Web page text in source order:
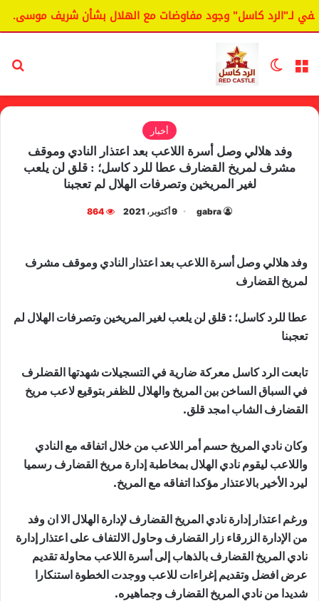
لـ"الرد كاسل" وجود مفاوضات مع الهلال بشأن شريف موسى.
القائمة الوضع المظلم
أخبار
وفد هلالي وصل أسرة اللاعب بعد اعتذار النادي وموقف
مشرف لمريخ القضارف عطا للرد كاسل؛ : قلق لن يلعب
لغير المريخين وتصرفات الهلال لم تعجبنا
gabra 9 أكتوبر، 2021 864
وفد هلالي وصل أسرة اللاعب بعد اعتذار النادي وموقف مشرف
لمريخ القضارف
عطا للرد كاسل؛ : قلق لن يلعب لغير المريخين وتصرفات الهلال لم
تعجبنا
تابعت الرد كاسل معركة ضارية في التسجيلات شهدتها القضلرف
في السباق الساخن بين المريخ والهلال للظفر بتوقيع لاعب مريخ
القضارف الشاب امجد قلق.
وكان نادي المريخ حسم أمر اللاعب من خلال اتفاقه مع النادي
واللاعب ليقوم نادي الهلال بمخاطبة إدارة مريخ القضارف رسميا
ليرد الأخير بالاعتذار مؤكدا اتفاقه مع المريخ.
ورغم اعتذار إدارة نادي المريخ القضارف لإدارة الهلال الا ان وفد
من الإدارة الزرقاء زار القضارف وحاول الالتفاف على اعتذار إدارة
نادي المريخ القضارف بالذهاب إلى أسرة اللاعب محاولة تقديم
عرض افضل وتقديم إغراءات للاعب ووجدت الخطوة استنكارا
شديدا من نادي المريخ القضارف وجماهيره.